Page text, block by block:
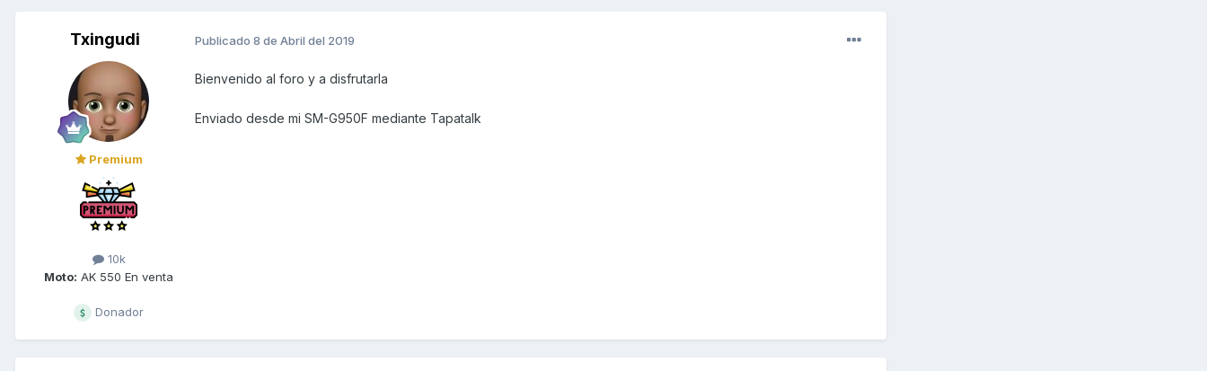
Txingudi
Premium
10k
Moto: AK 550 En venta
Donador
Publicado 8 de Abril del 2019
Bienvenido al foro y a disfrutarla
Enviado desde mi SM-G950F mediante Tapatalk